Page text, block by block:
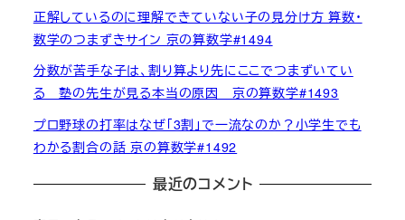
正解しているのに理解できていない子の見分け方 算数・
数学のつまずきサイン 京の算数学#1494
分数が苦手な子は、割り算より先にここでつまずいてい
る 塾の先生が見る本当の原因 京の算数学#1493
プロ野球の打率はなぜ「3割」で一流なのか？小学生でも
わかる割合の話 京の算数学#1492
最近のコメント